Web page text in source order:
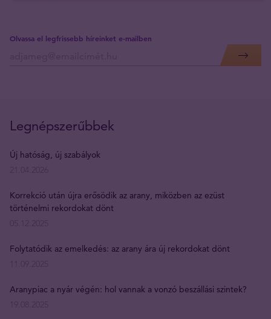
Olvassa el legfrissebb híreinket e-mailben
Legnépszerűbbek
Új hatóság, új szabályok
Korrekció után újra erősödik az arany, miközben az ezüst
történelmi rekordokat dönt
Folytatódik az emelkedés: az arany ára új rekordokat dönt
Aranypiac a nyár végén: hol vannak a vonzó beszállási szintek?